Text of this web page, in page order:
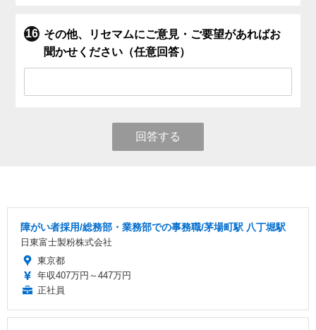
その他、リセマムにご意見・ご要望があればお
聞かせください（任意回答）
回答する
障がい者採用/総務部・業務部での事務職/茅場町駅 八丁堀駅
日東富士製粉株式会社
東京都
年収407万円～447万円
正社員